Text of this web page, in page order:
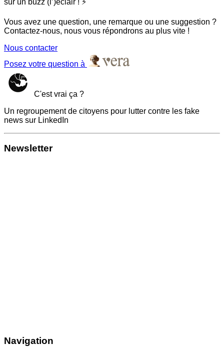
Vous avez une question, une remarque ou une suggestion ?
Contactez-nous, nous vous répondrons au plus vite !
Nous contacter
Posez votre question à
C'est vrai ça ?
Un regroupement de citoyens pour lutter contre les fake
news sur LinkedIn
Newsletter
Navigation